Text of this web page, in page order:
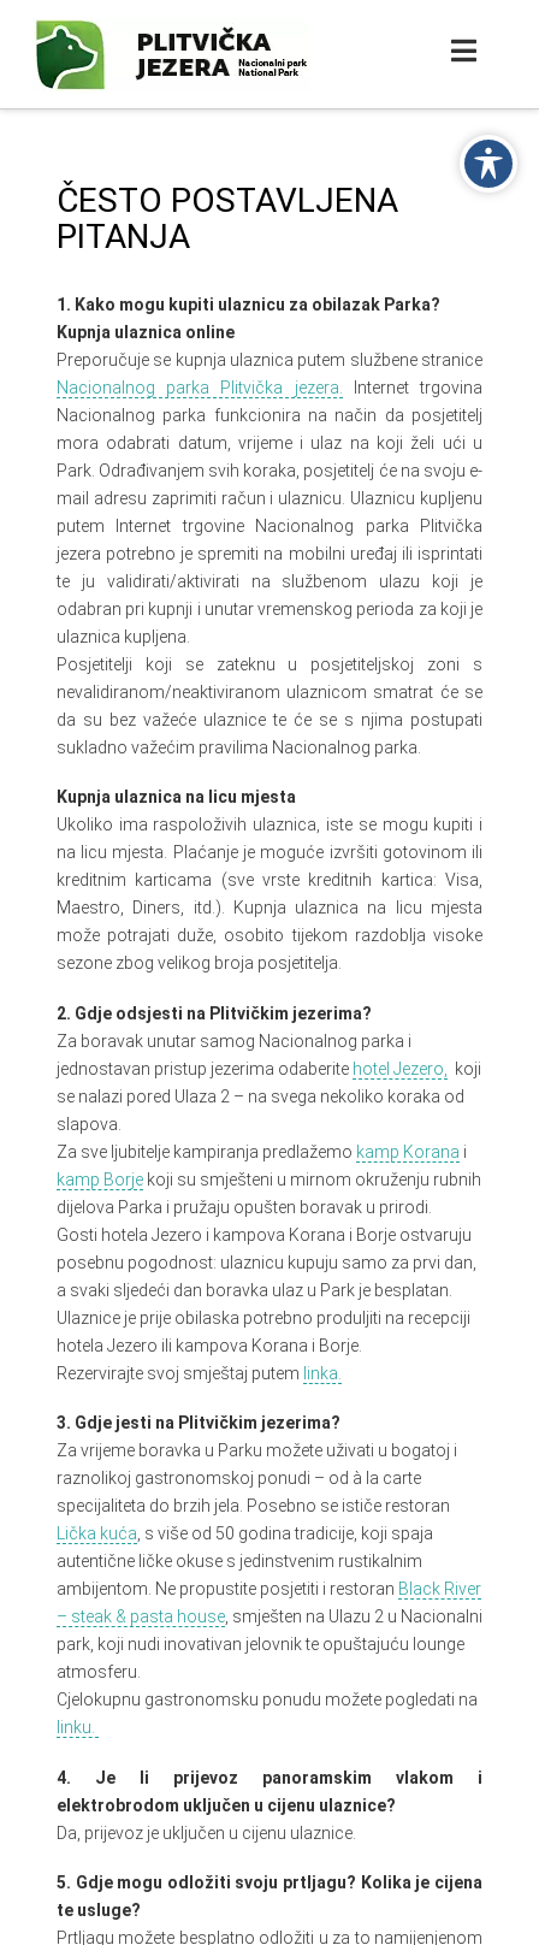
ČESTO POSTAVLJENA
PITANJA
1. Kako mogu kupiti ulaznicu za obilazak Parka?
Kupnja ulaznica online
Preporučuje se kupnja ulaznica putem službene stranice
Nacionalnog parka Plitvička jezera.
Internet trgovina
Nacionalnog parka funkcionira na način da posjetitelj
mora odabrati datum, vrijeme i ulaz na koji želi ući u
Park. Odrađivanjem svih koraka, posjetitelj će na svoju e-
mail adresu zaprimiti račun i ulaznicu. Ulaznicu kupljenu
putem Internet trgovine Nacionalnog parka Plitvička
jezera potrebno je spremiti na mobilni uređaj ili isprintati
te ju validirati/aktivirati na službenom ulazu koji je
odabran pri kupnji i unutar vremenskog perioda za koji je
ulaznica kupljena.
Posjetitelji koji se zateknu u posjetiteljskoj zoni s
nevalidiranom/neaktiviranom ulaznicom smatrat će se
da su bez važeće ulaznice te će se s njima postupati
sukladno važećim pravilima Nacionalnog parka.
Kupnja ulaznica na licu mjesta
Ukoliko ima raspoloživih ulaznica, iste se mogu kupiti i
na licu mjesta. Plaćanje je moguće izvršiti gotovinom ili
kreditnim karticama (sve vrste kreditnih kartica: Visa,
Maestro, Diners, itd.). Kupnja ulaznica na licu mjesta
može potrajati duže, osobito tijekom razdoblja visoke
sezone zbog velikog broja posjetitelja.
2. Gdje odsjesti na Plitvičkim jezerima?
Za boravak unutar samog Nacionalnog parka i
jednostavan pristup jezerima odaberite hotel Jezero,
koji
se nalazi pored Ulaza 2 – na svega nekoliko koraka od
slapova.
Za sve ljubitelje kampiranja predlažemo kamp Korana i
kamp Borjekoji su smješteni u mirnom okruženju rubnih
dijelova Parka i pružaju opušten boravak u prirodi.
Gosti hotela Jezero i kampova Korana i Borje ostvaruju
posebnu pogodnost: ulaznicu kupuju samo za prvi dan,
a svaki sljedeći dan boravka ulaz u Park je besplatan.
Ulaznice je prije obilaska potrebno produljiti na recepciji
hotela Jezero ili kampova Korana i Borje.
Rezervirajte svoj smještaj putem linka.
3. Gdje jesti na Plitvičkim jezerima?
Za vrijeme boravka u Parku možete uživati u bogatoj i
raznolikoj gastronomskoj ponudi – od à la carte
specijaliteta do brzih jela. Posebno se ističe restoran
Lička kuća , s više od 50 godina tradicije, koji spaja
autentične ličke okuse s jedinstvenim rustikalnim
ambijentom. Ne propustite posjetiti i restoran Black River
– steak & pasta house, smješten na Ulazu 2 u Nacionalni
park, koji nudi inovativan jelovnik te opuštajuću lounge
atmosferu.
Cjelokupnu gastronomsku ponudu možete pogledati na
linku.
4. Je li prijevoz panoramskim vlakom i
elektrobrodom uključen u cijenu ulaznice?
Da, prijevoz je uključen u cijenu ulaznice.
5. Gdje mogu odložiti svoju prtljagu? Kolika je cijena
te usluge?
Prtljagu možete besplatno odložiti u za to namijenjenom